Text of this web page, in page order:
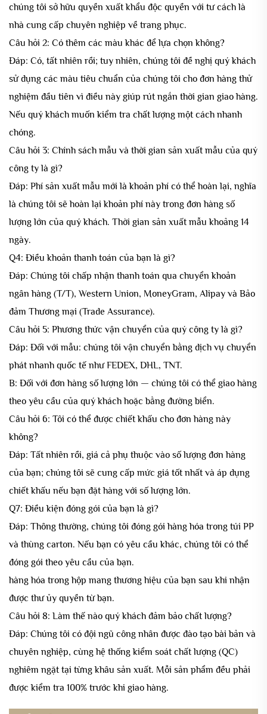
chúng tôi sở hữu quyền xuất khẩu độc quyền với tư cách là
nhà cung cấp chuyên nghiệp về trang phục.
Câu hỏi 2: Có thêm các màu khác để lựa chọn không?
Đáp: Có, tất nhiên rồi; tuy nhiên, chúng tôi đề nghị quý khách
sử dụng các màu tiêu chuẩn của chúng tôi cho đơn hàng thử
nghiệm đầu tiên vì điều này giúp rút ngắn thời gian giao hàng.
Nếu quý khách muốn kiểm tra chất lượng một cách nhanh
chóng.
Câu hỏi 3: Chính sách mẫu và thời gian sản xuất mẫu của quý
công ty là gì?
Đáp: Phí sản xuất mẫu mới là khoản phí có thể hoàn lại, nghĩa
là chúng tôi sẽ hoàn lại khoản phí này trong đơn hàng số
lượng lớn của quý khách. Thời gian sản xuất mẫu khoảng 14
ngày.
Q4: Điều khoản thanh toán của bạn là gì?
Đáp: Chúng tôi chấp nhận thanh toán qua chuyển khoản
ngân hàng (T/T), Western Union, MoneyGram, Alipay và Bảo
đảm Thương mại (Trade Assurance).
Câu hỏi 5: Phương thức vận chuyển của quý công ty là gì?
Đáp: Đối với mẫu: chúng tôi vận chuyển bằng dịch vụ chuyển
phát nhanh quốc tế như FEDEX, DHL, TNT.
B: Đối với đơn hàng số lượng lớn — chúng tôi có thể giao hàng
theo yêu cầu của quý khách hoặc bằng đường biển.
Câu hỏi 6: Tôi có thể được chiết khấu cho đơn hàng này
không?
Đáp: Tất nhiên rồi, giá cả phụ thuộc vào số lượng đơn hàng
của bạn; chúng tôi sẽ cung cấp mức giá tốt nhất và áp dụng
chiết khấu nếu bạn đặt hàng với số lượng lớn.
Q7: Điều kiện đóng gói của bạn là gì?
Đáp: Thông thường, chúng tôi đóng gói hàng hóa trong túi PP
và thùng carton. Nếu bạn có yêu cầu khác, chúng tôi có thể
đóng gói theo yêu cầu của bạn.
hàng hóa trong hộp mang thương hiệu của bạn sau khi nhận
được thư ủy quyền từ bạn.
Câu hỏi 8: Làm thế nào quý khách đảm bảo chất lượng?
Đáp: Chúng tôi có đội ngũ công nhân được đào tạo bài bản và
chuyên nghiệp, cùng hệ thống kiểm soát chất lượng (QC)
nghiêm ngặt tại từng khâu sản xuất. Mỗi sản phẩm đều phải
được kiểm tra 100% trước khi giao hàng.